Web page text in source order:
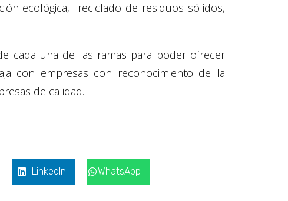
ecológica, reciclado de residuos sólidos,
cada una de las ramas para poder ofrecer
con empresas con reconocimiento de la
de calidad.
LinkedIn WhatsApp